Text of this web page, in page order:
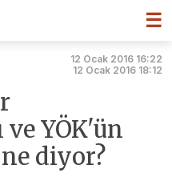
☰
12 Ocak 2016 16:22
12 Ocak 2016 18:12
YÖK'ün
diyor?